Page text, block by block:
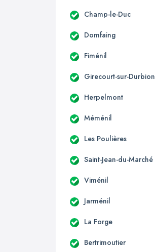
Champ-le-Duc
Domfaing
Fiménil
Girecourt-sur-Durbion
Herpelmont
Méménil
Les Poulières
Saint-Jean-du-Marché
Viménil
Jarménil
La Forge
Bertrimoutier